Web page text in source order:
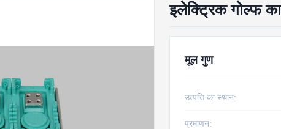
इलेक्ट्रिक गोल्फ
मूल गुण
उत्पत्ति का स्थान:
प्रमाणन: